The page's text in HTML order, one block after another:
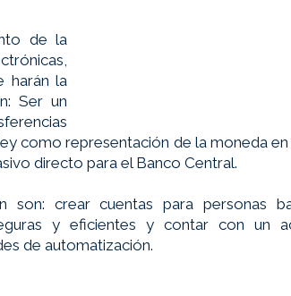
de la
harán la
Ser un
como representación de la moneda
directo para el Banco Central.
son: crear cuentas para personas
y eficientes y contar con un
de automatización.